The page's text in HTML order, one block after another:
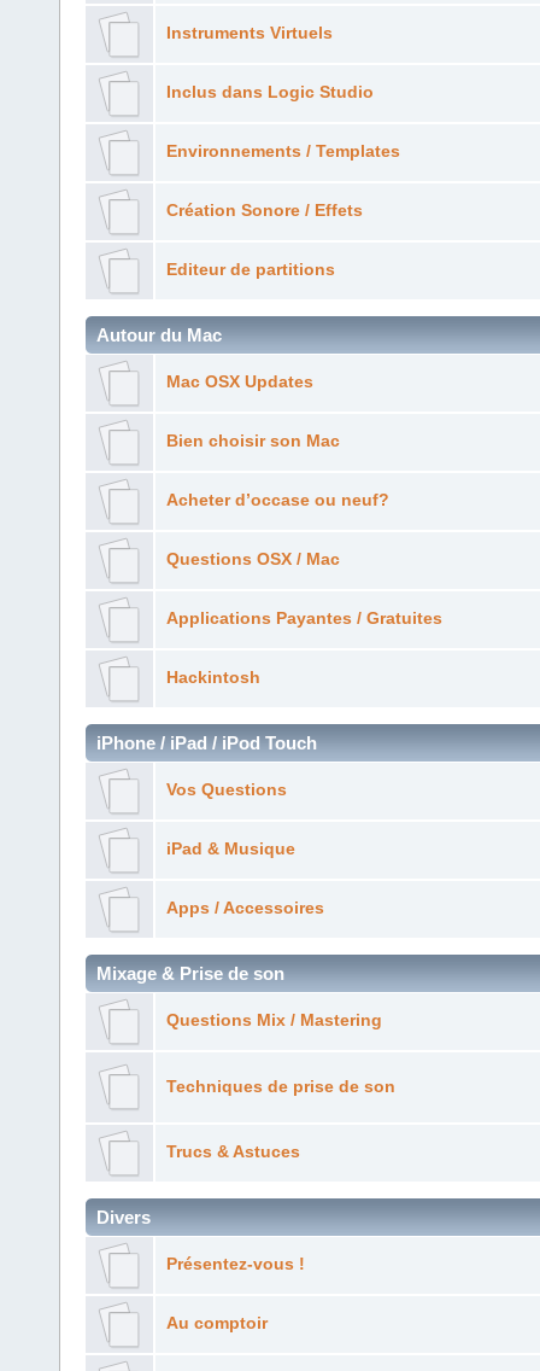
Instruments Virtuels
Inclus dans Logic Studio
Environnements / Templates
Création Sonore / Effets
Editeur de partitions
Autour du Mac
Mac OSX Updates
Bien choisir son Mac
Acheter d’occase ou neuf?
Questions OSX / Mac
Applications Payantes / Gratuites
Hackintosh
iPhone / iPad / iPod Touch
Vos Questions
iPad & Musique
Apps / Accessoires
Mixage & Prise de son
Questions Mix / Mastering
Techniques de prise de son
Trucs & Astuces
Divers
Présentez-vous !
Au comptoir